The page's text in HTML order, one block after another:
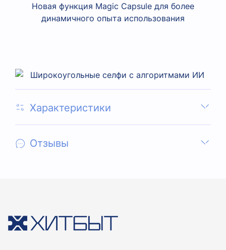
Новая функция Magic Capsule для более
динамичного опыта использования
Характеристики
Отзывы